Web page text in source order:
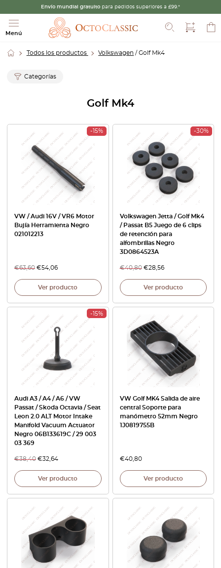
Envío mundial gratuito para pedidos superiores a £99.*
Menú
Todos los productos Volkswagen / Golf Mk4
Categorías
Golf Mk4
-15%
VW / Audi 16V / VR6 Motor
Bujía Herramienta Negro
021012213
€63,60 €54,06
Ver producto
-30%
Volkswagen Jetta / Golf Mk4
/ Passat B5 Juego de 6 clips
de retención para
alfombrillas Negro
3D0864523A
€40,80 €28,56
Ver producto
-15%
Audi A3 / A4 / A6 / VW
Passat / Skoda Octavia / Seat
Leon 2.0 ALT Motor Intake
Manifold Vacuum Actuator
Negro 06B133619C / 29 003
03 369
€38,40 €32,64
Ver producto
VW Golf MK4 Salida de aire
central Soporte para
manómetro 52mm Negro
1J0819755B
€40,80
Ver producto